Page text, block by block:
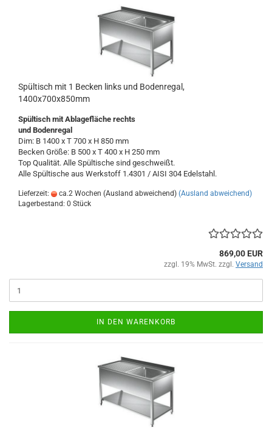
Spültisch mit 1 Becken links und Bodenregal,
1400x700x850mm
Spültisch mit Ablagefläche rechts
und Bodenregal
Dim: B 1400 x T 700 x H 850 mm
Becken Größe: B 500 x T 400 x H 250 mm
Top Qualität. Alle Spültische sind geschweißt.
Alle Spültische aus Werkstoff 1.4301 / AISI 304 Edelstahl.
Lieferzeit: ca.2 Wochen (Ausland abweichend) (Ausland abweichend)
Lagerbestand: 0 Stück
869,00 EUR
zzgl. 19% MwSt. zzgl. Versand
IN DEN WARENKORB